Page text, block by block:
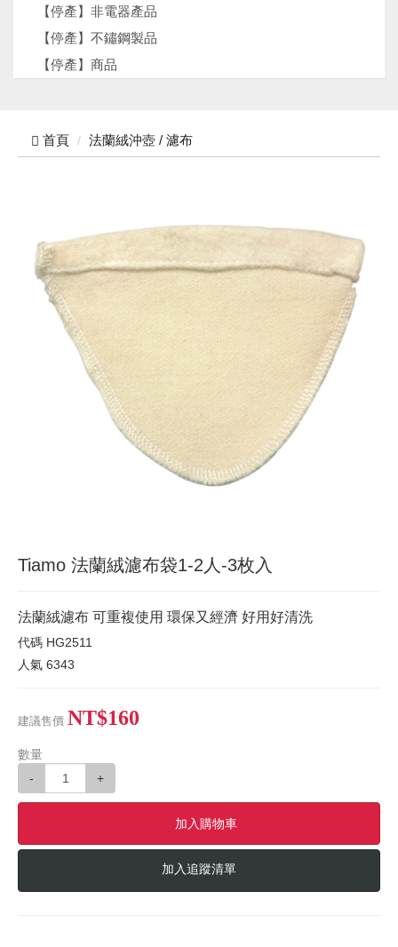
【停產】非電器產品
【停產】不鏽鋼製品
【停產】商品
首頁 法蘭絨沖壺 / 濾布
Tiamo 法蘭絨濾布袋1-2人-3枚入
法蘭絨濾布 可重複使用 環保又經濟 好用好清洗
代碼 HG2511
人氣 6343
建議售價 NT$160
數量
-
+
加入購物車
加入追蹤清單